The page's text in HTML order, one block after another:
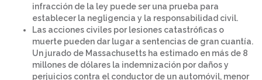
infracción de la ley puede ser una prueba para
establecer la negligencia y la responsabilidad civil.
Las acciones civiles por lesiones catastróficas o
muerte pueden dar lugar a sentencias de gran cuantía.
Un jurado de Massachusetts ha estimado en más de 8
millones de dólares la indemnización por daños y
perjuicios contra el conductor de un automóvil, menor